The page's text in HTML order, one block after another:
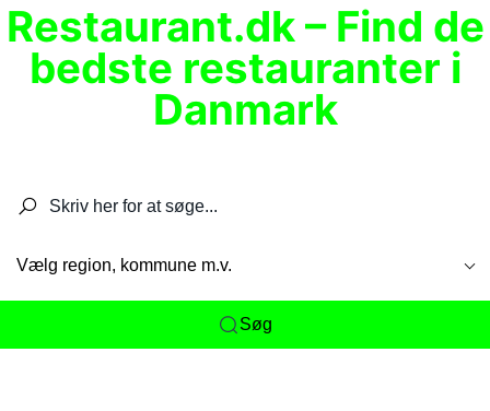
Restaurant.dk – Find de
bedste restauranter i
Danmark
Vælg region, kommune m.v.
Søg